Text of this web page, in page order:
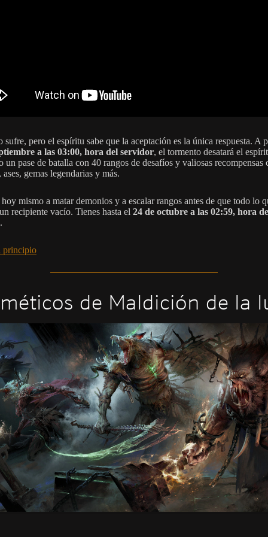
sufre, pero el espíritu sabe que la aceptación es la única respuesta. A
a las 03:00, hora del servidor, el tormento desatará el
un pase de batalla con 40 rangos de desafíos y valiosas recompensas
ases, gemas legendarias y más.
mismo a matar demonios y a escalar rangos antes de que todo lo
recipiente vacío. Tienes hasta el 24 de octubre a las 02:59, hora
.
principio
de Maldición de la